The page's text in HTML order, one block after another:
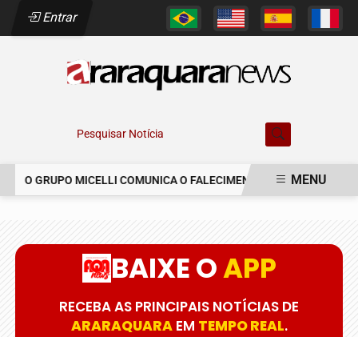
Entrar
Pesquisar Notícia
O GRUPO MICELLI COMUNICA O FALECIMENTO DO SR. MARCELO
MENU
BAIXE OAPP
RECEBA AS PRINCIPAIS NOTÍCIAS DE
ARARAQUARAEM TEMPO REAL.